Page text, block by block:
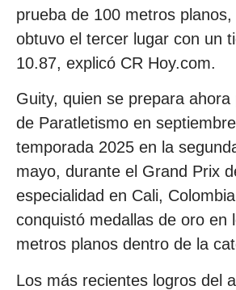
prueba de 100 metros
obtuvo el tercer lugar con un
10.87, explicó CR Hoy.com.
Guity, quien se prepara ahora
de Paratletismo en
temporada 2025 en la
mayo, durante el Grand Prix
especialidad en Cali,
conquistó medallas de oro en
metros planos dentro de la
Los más recientes logros del